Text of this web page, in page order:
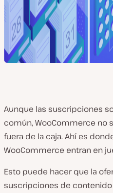
Aunque las suscripciones
común, WooCommerce no
fuera de la caja. Ahí es
WooCommerce entran en
Esto puede hacer que la
suscripciones de